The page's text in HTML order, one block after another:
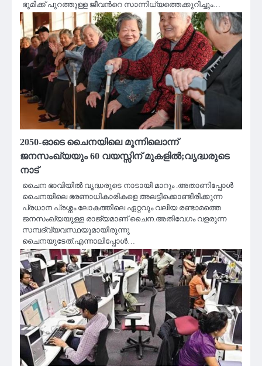
ഭൂമിക്ക് പുറത്തുള്ള ജീവന്‍റെ സാന്നിധ്യത്തെക്കുറിച്ചും…
2050-ഓടെ ചൈനയിലെ മൂന്നിലൊന്ന്
ജനസംഖ്യയും 60 വയസ്സിന് മുകളിൽ;വൃദ്ധരുടെ
നാട്
ചൈന ഭാവിയിൽ വൃദ്ധരുടെ നാടായി മാറും .അതാണിപ്പോൾ
ചൈനയിലെ ഭരണാധികാരികളെ അലട്ടിക്കൊണ്ടിരിക്കുന്ന
പ്രധാന പ്രശ്നം.ലോകത്തിലെ ഏറ്റവും വലിയ രണ്ടാമത്തെ
ജനസംഖ്യയുള്ള രാജ്യമാണ് ചൈന.അതിവേഗം വളരുന്ന
സമ്പദ്‌വ്യവസ്ഥയുമായിരുന്നു
ചൈനയുടേത്.എന്നാലിപ്പോൾ…